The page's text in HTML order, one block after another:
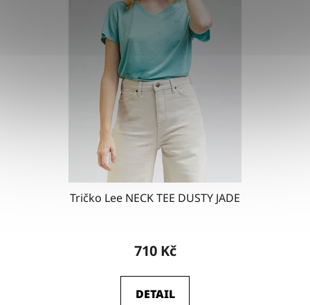
Tričko Lee NECK TEE DUSTY JADE
710 Kč
DETAIL